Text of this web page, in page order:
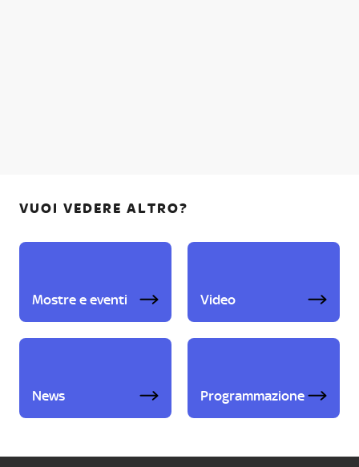
VUOI VEDERE ALTRO?
Mostre e eventi Video
News Programmazione